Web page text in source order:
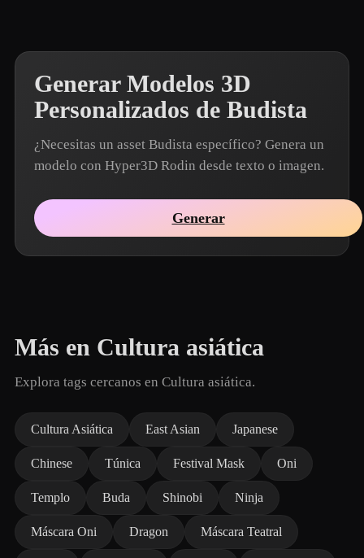
Generar Modelos 3D
Personalizados de Budista
¿Necesitas un asset Budista específico? Genera un
modelo con Hyper3D Rodin desde texto o imagen.
Generar
Más en Cultura asiática
Explora tags cercanos en Cultura asiática.
Cultura Asiática East Asian Japanese
Chinese Túnica Festival Mask Oni
Templo Buda Shinobi Ninja
Máscara Oni Dragon Máscara Teatral